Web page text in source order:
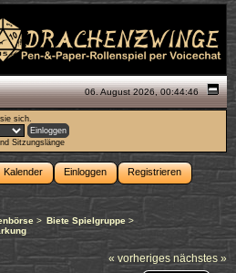
06. August 2026, 00:44:46
sich.
Sitzungslänge
Kalender Einloggen Registrieren
> Biete Spielgruppe>
« vorheriges nächstes »